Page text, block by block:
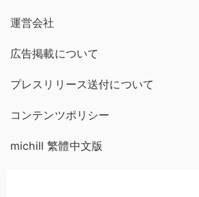
運営会社
広告掲載について
プレスリリース送付について
コンテンツポリシー
michill 繁體中文版